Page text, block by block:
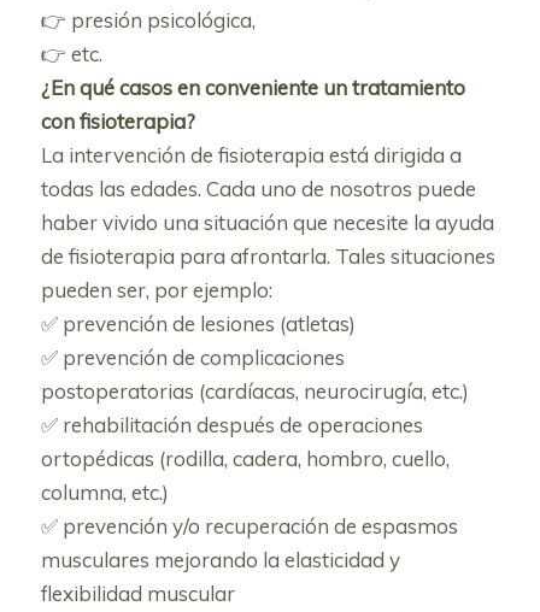
👉 presión psicológica,
👉 etc.
¿En qué casos en conveniente un tratamiento
con fisioterapia?
La intervención de fisioterapia está dirigida a
todas las edades. Cada uno de nosotros puede
haber vivido una situación que necesite la ayuda
de fisioterapia para afrontarla. Tales situaciones
pueden ser, por ejemplo:
✅ prevención de lesiones (atletas)
✅ prevención de complicaciones
postoperatorias (cardíacas, neurocirugía, etc.)
✅ rehabilitación después de operaciones
ortopédicas (rodilla, cadera, hombro, cuello,
columna, etc.)
✅ prevención y/o recuperación de espasmos
musculares mejorando la elasticidad y
flexibilidad muscular